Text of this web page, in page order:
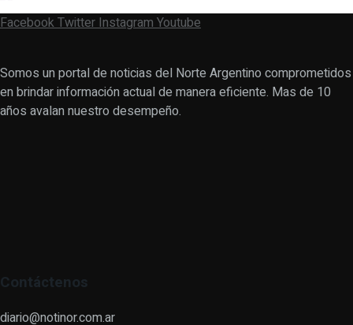
FacebookTwitter Instagram Youtube
Somos un portal de noticias del Norte Argentino comprometidos
en brindar información actual de manera eficiente. Mas de 10
años avalan nuestro desempeño.
Contáctenos
diario@notinor.com.ar